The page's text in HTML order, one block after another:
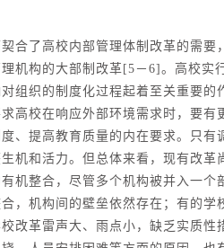
了高校内部管理体制改革的需要
机构的大部制改革[5－6]。高校实
组织的制度化过程起着至关重要
高校在响应外部环境需求时，要
、提高教育质量的内在要求。只
机和活力。但总体来看，现有改
机整合，尽管多个机构被并入一
，机构间的壁垒依然存在；有的
改革雷声大、雨点小，缺乏实质